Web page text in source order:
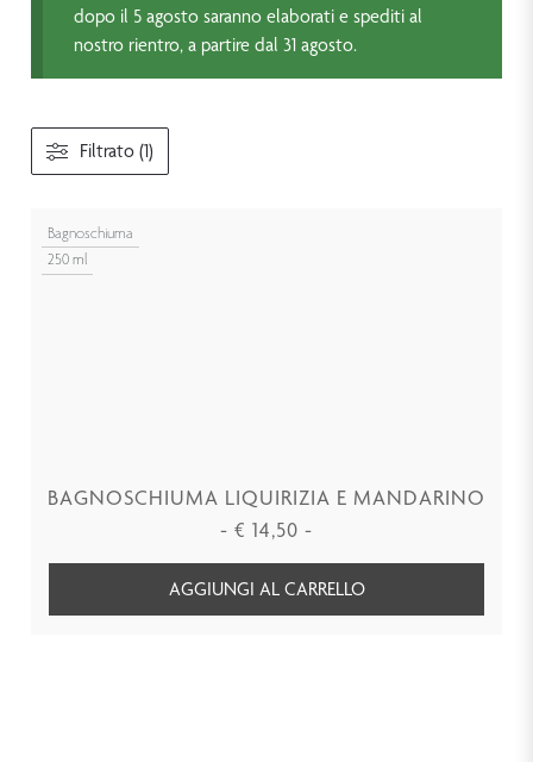
dopo il 5 agosto saranno elaborati e spediti al
nostro rientro, a partire dal 31 agosto.
Filtrato (1)
Bagnoschiuma
250 ml
BAGNOSCHIUMA LIQUIRIZIA E MANDARINO
- € 14,50 -
AGGIUNGI AL CARRELLO